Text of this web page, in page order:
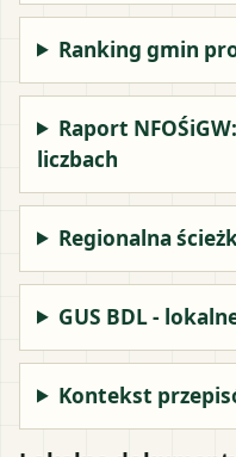
Ranking gmin
Raport
liczbach
Regionalna
GUS BDL -
Kontekst